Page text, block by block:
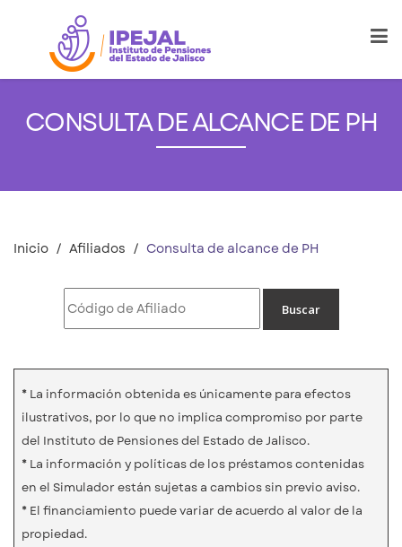
CONSULTA DE ALCANCE DE PH
Inicio Afiliados Consulta de alcance de PH
* La información obtenida es únicamente para efectos
ilustrativos, por lo que no implica compromiso por parte
del Instituto de Pensiones del Estado de Jalisco.
* La información y políticas de los préstamos contenidas
en el Simulador están sujetas a cambios sin previo aviso.
* El financiamiento puede variar de acuerdo al valor de la
propiedad.